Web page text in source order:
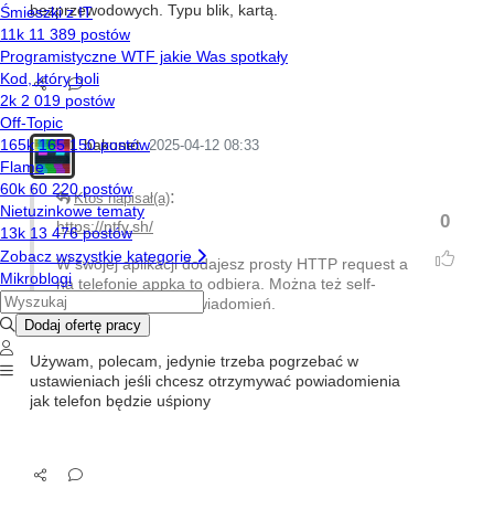
bezprzewodowych. Typu blik, kartą.
bakunet 2025-04-12 08:33
0
Ktos napisał(a):
https://ntfy.sh/
W swojej aplikacji dodajesz prosty HTTP request a
na telefonie appka to odbiera. Można też self-
hostować serwer powiadomień.
Używam, polecam, jedynie trzeba pogrzebać w
ustawieniach jeśli chcesz otrzymywać powiadomienia
jak telefon będzie uśpiony